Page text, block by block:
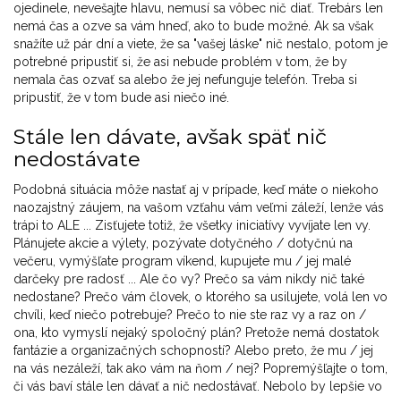
ojedinele, nevešajte hlavu, nemusí sa vôbec nič diať. Trebárs len
nemá čas a ozve sa vám hneď, ako to bude možné. Ak sa však
snažíte už pár dní a viete, že sa "vašej láske" nič nestalo, potom je
potrebné pripustiť si, že asi nebude problém v tom, že by
nemala čas ozvať sa alebo že jej nefunguje telefón. Treba si
pripustiť, že v tom bude asi niečo iné.
Stále len dávate, avšak späť nič
nedostávate
Podobná situácia môže nastať aj v prípade, keď máte o niekoho
naozajstný záujem, na vašom vzťahu vám veľmi záleží, lenže vás
trápi to ALE ... Zisťujete totiž, že všetky iniciatívy vyvíjate len vy.
Plánujete akcie a výlety, pozývate dotyčného / dotyčnú na
večeru, vymýšľate program víkend, kupujete mu / jej malé
darčeky pre radosť ... Ale čo vy? Prečo sa vám nikdy nič také
nedostane? Prečo vám človek, o ktorého sa usilujete, volá len vo
chvíli, keď niečo potrebuje? Prečo to nie ste raz vy a raz on /
ona, kto vymyslí nejaký spoločný plán? Pretože nemá dostatok
fantázie a organizačných schopností? Alebo preto, že mu / jej
na vás nezáleží, tak ako vám na ňom / nej? Popremýšľajte o tom,
či vás baví stále len dávať a nič nedostávať. Nebolo by lepšie vo